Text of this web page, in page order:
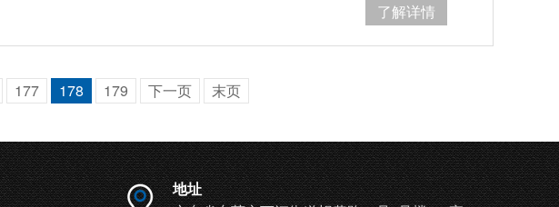
了解详情
177 178 179 下一页 末页
地址